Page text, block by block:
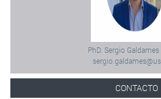
PhD. Sergio
CONTACTO